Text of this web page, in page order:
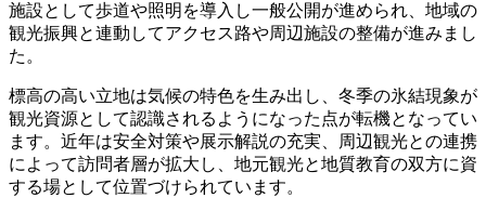
施設として歩道や照明を導入し一般公開が進められ、地域の
観光振興と連動してアクセス路や周辺施設の整備が進みまし
た。
標高の高い立地は気候の特色を生み出し、冬季の氷結現象が
観光資源として認識されるようになった点が転機となってい
ます。近年は安全対策や展示解説の充実、周辺観光との連携
によって訪問者層が拡大し、地元観光と地質教育の双方に資
する場として位置づけられています。